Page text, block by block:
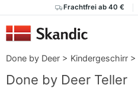
Frachtfrei ab 40 €
Done by Deer > Kindergeschirr >
Done by Deer Teller